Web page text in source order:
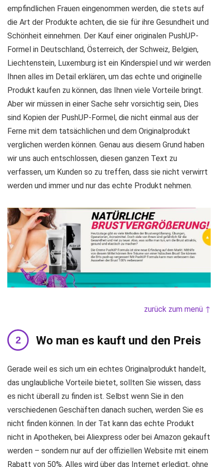
empfindlichen Frauen eingenommen werden, die stets auf
die Art der Produkte achten, die sie für ihre Gesundheit und
Schönheit einnehmen. Der Kauf einer originalen PushUP-
Formel in Deutschland, Österreich, der Schweiz, Belgien,
Liechtenstein, Luxemburg ist ein Kinderspiel und wir werden
Ihnen alles im Detail erklären, um das echte und originelle
Produkt kaufen zu können, das Ihnen viele Vorteile bringt.
Aber wir müssen in einer Sache sehr vorsichtig sein, Dies
sind Kopien der PushUP-Formel, die nicht einmal aus der
Ferne mit dem tatsächlichen und dem Originalprodukt
verglichen werden können. Genau aus diesem Grund haben
wir uns auch entschlossen, diesen ganzen Text zu
verfassen, um Kunden so zu treffen, dass sie nicht verwirrt
werden und immer und nur das echte Produkt nehmen.
zurück zum menü ↑
Wo man es kauft und den Preis
Gerade weil es sich um ein echtes Originalprodukt handelt,
das unglaubliche Vorteile bietet, sollten Sie wissen, dass
es nicht überall zu finden ist. Selbst wenn Sie in den
verschiedenen Geschäften danach suchen, werden Sie es
nicht finden können. In der Tat kann das echte Produkt
nicht in Apotheken, bei Aliexpress oder bei Amazon gekauft
werden – sondern nur auf der offiziellen Website mit einem
Rabatt von 50%. Alles wird über das Internet erledigt, ohne